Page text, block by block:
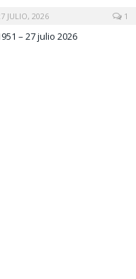
JULIO, 2026 1
– 27 julio 2026